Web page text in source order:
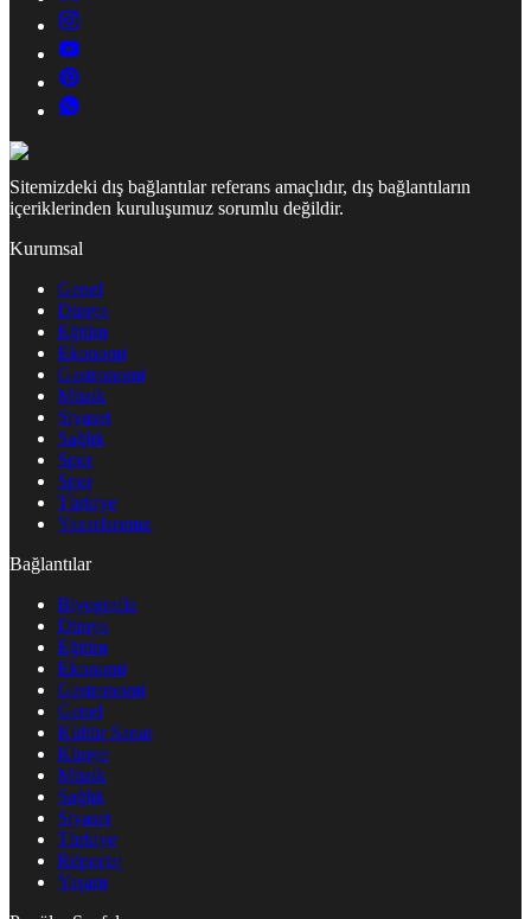
Sitemizdeki dış bağlantılar referans amaçlıdır, dış bağlantıların
içeriklerinden kuruluşumuz sorumlu değildir.
Kurumsal
Genel
Dünya
Eğitim
Ekonomi
Gastronomi
Müzik
Siyaset
Sağlık
Spor
Spor
Türkiye
Yazarlarımız
Bağlantılar
Biyografia
Dünya
Eğitim
Ekonomi
Gastronomi
Genel
Kültür Sanat
Künye
Müzik
Sağlık
Siyaset
Türkiye
Röportaj
Yaşam